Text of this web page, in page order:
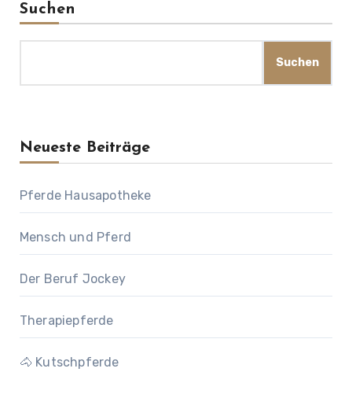
Suchen
Suchen
Neueste Beiträge
Pferde Hausapotheke
Mensch und Pferd
Der Beruf Jockey
Therapiepferde
🐴 Kutschpferde